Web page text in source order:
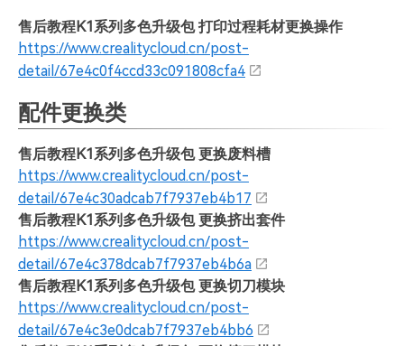
售后教程K1系列多色升级包 打印过程耗材更换操作
https://www.crealitycloud.cn/post-
detail/67e4c0f4ccd33c091808cfa4
配件更换类
售后教程K1系列多色升级包 更换废料槽
https://www.crealitycloud.cn/post-
detail/67e4c30adcab7f7937eb4b17
售后教程K1系列多色升级包 更换挤出套件
https://www.crealitycloud.cn/post-
detail/67e4c378dcab7f7937eb4b6a
售后教程K1系列多色升级包 更换切刀模块
https://www.crealitycloud.cn/post-
detail/67e4c3e0dcab7f7937eb4bb6